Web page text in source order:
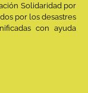
Solidaridad por
por los desastres
con ayuda